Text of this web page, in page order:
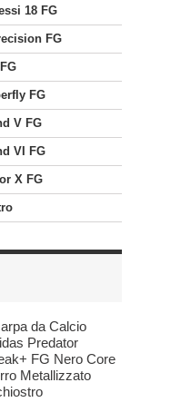
18 FG
FG
FG
V FG
VI FG
X FG
da Calcio
Predator
FG Nero Core
Metallizzato